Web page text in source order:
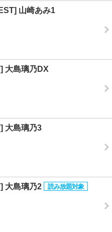
山崎あみ1
大島璃乃DX
大島璃乃3
大島璃乃2